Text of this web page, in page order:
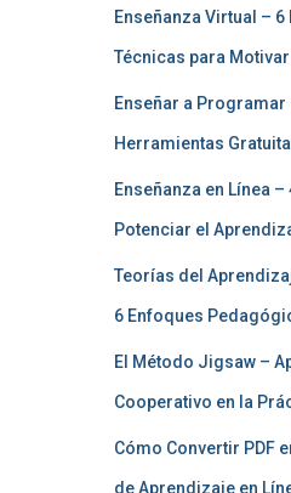
Enseñanza Virtual – 6
Técnicas para
Enseñar a Programar
Herramientas
Enseñanza en Línea
Potenciar el
Teorías del
6 Enfoques
El Método Jigsaw –
Cooperativo en la
Cómo Convertir PDF
de Aprendizaje en